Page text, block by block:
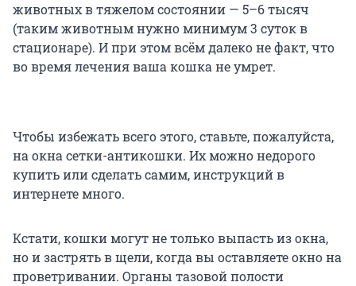
животных в тяжелом состоянии — 5–6 тысяч
(таким животным нужно минимум 3 суток в
стационаре). И при этом всём далеко не факт, что
во время лечения ваша кошка не умрет.
Чтобы избежать всего этого, ставьте, пожалуйста,
на окна сетки-антикошки. Их можно недорого
купить или сделать самим, инструкций в
интернете много.
Кстати, кошки могут не только выпасть из окна,
но и застрять в щели, когда вы оставляете окно на
проветривании. Органы тазовой полости